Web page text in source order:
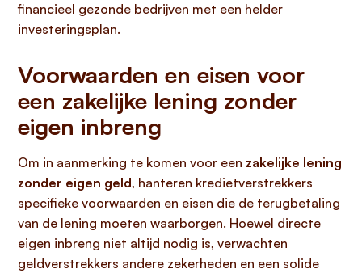
financieel gezonde bedrijven met een helder
investeringsplan.
Voorwaarden en eisen voor
een zakelijke lening zonder
eigen inbreng
Om in aanmerking te komen voor een zakelijke lening
zonder eigen geld, hanteren kredietverstrekkers
specifieke voorwaarden en eisen die de terugbetaling
van de lening moeten waarborgen. Hoewel directe
eigen inbreng niet altijd nodig is, verwachten
geldverstrekkers andere zekerheden en een solide